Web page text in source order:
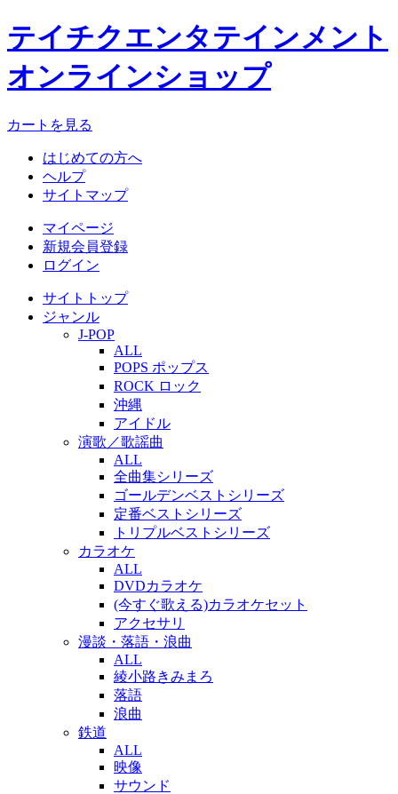
テイチクエンタテインメント
オンラインショップ
カートを見る
はじめての方へ
ヘルプ
サイトマップ
マイページ
新規会員登録
ログイン
サイトトップ
ジャンル
J-POP
ALL
POPS ポップス
ROCK ロック
沖縄
アイドル
演歌／歌謡曲
ALL
全曲集シリーズ
ゴールデンベストシリーズ
定番ベストシリーズ
トリプルベストシリーズ
カラオケ
ALL
DVDカラオケ
(今すぐ歌える)カラオケセット
アクセサリ
漫談・落語・浪曲
ALL
綾小路きみまろ
落語
浪曲
鉄道
ALL
映像
サウンド